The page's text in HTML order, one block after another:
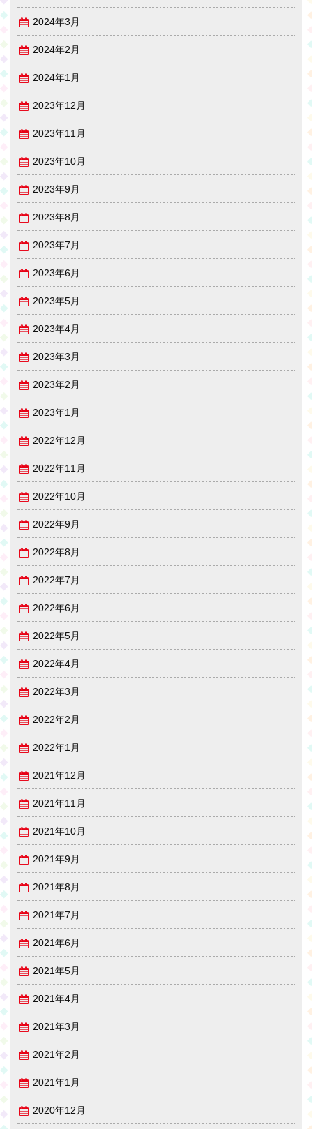
2024年3月
2024年2月
2024年1月
2023年12月
2023年11月
2023年10月
2023年9月
2023年8月
2023年7月
2023年6月
2023年5月
2023年4月
2023年3月
2023年2月
2023年1月
2022年12月
2022年11月
2022年10月
2022年9月
2022年8月
2022年7月
2022年6月
2022年5月
2022年4月
2022年3月
2022年2月
2022年1月
2021年12月
2021年11月
2021年10月
2021年9月
2021年8月
2021年7月
2021年6月
2021年5月
2021年4月
2021年3月
2021年2月
2021年1月
2020年12月